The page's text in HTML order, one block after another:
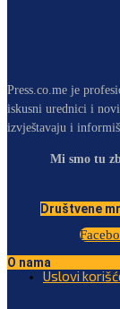
Press.co.me je
iskusni urednici i
izvještavaju i
Mi smo tu
Društvene
O nama
Uslovi